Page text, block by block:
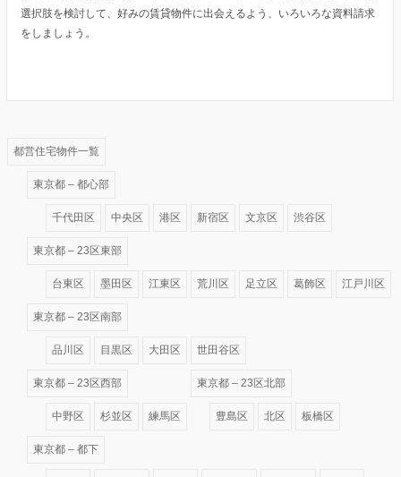
選択肢を検討して、好みの賃貸物件に出会えるよう、いろいろな資料請求
をしましょう。
都営住宅物件一覧
東京都 – 都心部
千代田区 中央区 港区 新宿区 文京区 渋谷区
東京都 – 23区東部
台東区 墨田区 江東区 荒川区 足立区 葛飾区 江戸川区
東京都 – 23区南部
品川区 目黒区 大田区 世田谷区
東京都 – 23区西部
中野区 杉並区 練馬区
東京都 – 23区北部
豊島区 北区 板橋区
東京都 – 都下